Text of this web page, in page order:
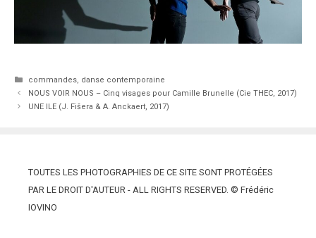
Catégories
commandes, danse contemporaine
NOUS VOIR NOUS – Cinq visages pour Camille Brunelle (Cie THEC, 2017)
UNE ILE (J. Fišera & A. Anckaert, 2017)
TOUTES LES PHOTOGRAPHIES DE CE SITE SONT PROTÉGÉES
PAR LE DROIT D'AUTEUR - ALL RIGHTS RESERVED. © Frédéric
IOVINO